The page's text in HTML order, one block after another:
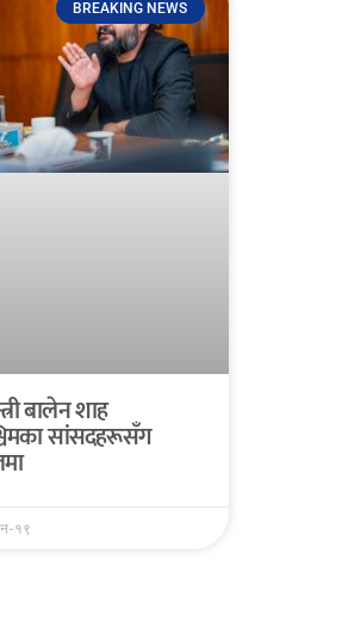
BREAKING NEWS
बालेन शाह
सांसदहरूसँग
१९